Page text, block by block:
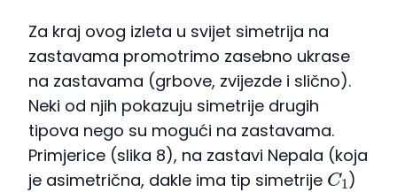
Za kraj ovog izleta u svijet simetrija na
zastavama promotrimo zasebno ukrase
na zastavama (grbove, zvijezde i slično).
Neki od njih pokazuju simetrije drugih
tipova nego su mogući na zastavama.
Primjerice (slika 8), na zastavi Nepala (koja
je asimetrična, dakle ima tip simetrije
C1
)